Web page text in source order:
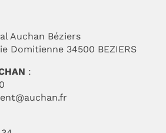
Auchan Béziers
Domitienne 34500 BEZIERS
: